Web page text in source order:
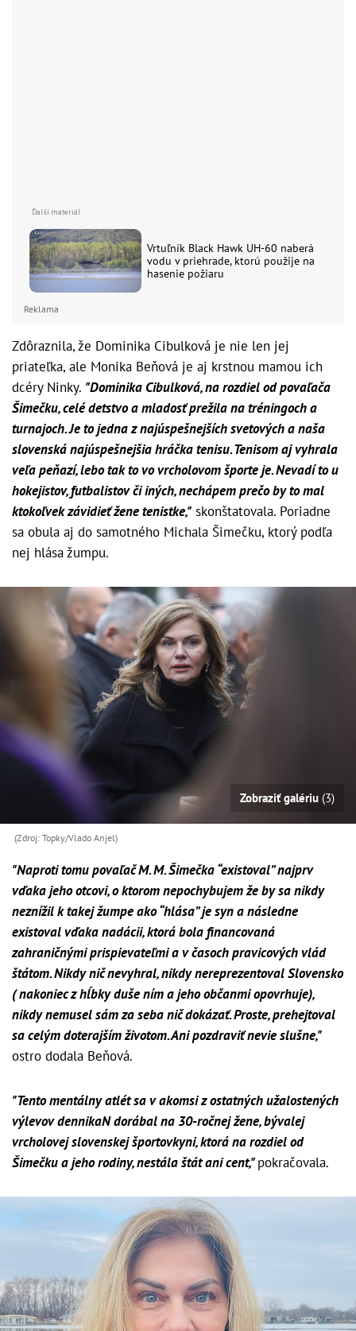
Vrtuľník Black Hawk UH-60 naberá
vodu v priehrade, ktorú použije na
hasenie požiaru
Reklama
Zdôraznila, že Dominika Cibulková je nie len jej
priateľka, ale Monika Beňová je aj krstnou mamou ich
dcéry Ninky. "Dominika Cibulková, na rozdiel od povaľača
Šimečku, celé detstvo a mladosť prežila na tréningoch a
turnajoch. Je to jedna z najúspešnejších svetových a naša
slovenská najúspešnejšia hráčka tenisu. Tenisom aj vyhrala
veľa peňazí, lebo tak to vo vrcholovom športe je. Nevadí to u
hokejistov, futbalistov či iných, nechápem prečo by to mal
ktokoľvek závidieť žene tenistke," skonštatovala. Poriadne
sa obula aj do samotného Michala Šimečku, ktorý podľa
nej hlása žumpu.
Zobraziť galériu (3)
(Zdroj: Topky/Vlado Anjel)
"Naproti tomu povaľač M. M. Šimečka “existoval” najprv
vďaka jeho otcovi, o ktorom nepochybujem že by sa nikdy
neznížil k takej žumpe ako “hlása” je syn a následne
existoval vďaka nadácii, ktorá bola financovaná
zahraničnými prispievateľmi a v časoch pravicových vlád
štátom. Nikdy nič nevyhral, nikdy nereprezentoval Slovensko
( nakoniec z hĺbky duše ním a jeho občanmi opovrhuje),
nikdy nemusel sám za seba nič dokázať. Proste, prehejtoval
sa celým doterajším životom. Ani pozdraviť nevie slušne,"
ostro dodala Beňová.
"Tento mentálny atlét sa v akomsi z ostatných užalostených
výlevov dennikaN dorábal na 30-ročnej žene, bývalej
vrcholovej slovenskej športovkyni, ktorá na rozdiel od
Šimečku a jeho rodiny, nestála štát ani cent,"pokračovala.